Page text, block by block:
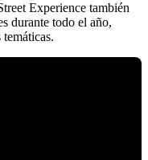
Experience también
durante todo el año,